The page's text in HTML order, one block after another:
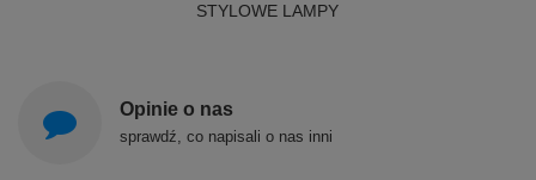
STYLOWE LAMPY
Opinie o nas
sprawdź, co napisali o nas inni